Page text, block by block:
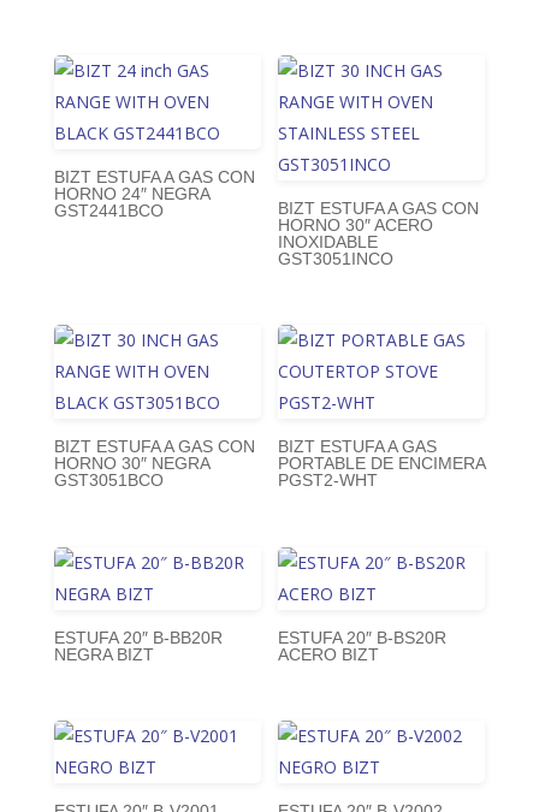
BIZT ESTUFA A GAS CON
HORNO 24″ NEGRA
GST2441BCO
BIZT ESTUFA A GAS CON
HORNO 30″ ACERO
INOXIDABLE
GST3051INCO
BIZT ESTUFA A GAS CON
HORNO 30″ NEGRA
GST3051BCO
BIZT ESTUFA A GAS
PORTABLE DE ENCIMERA
PGST2-WHT
ESTUFA 20″ B-BB20R
NEGRA BIZT
ESTUFA 20″ B-BS20R
ACERO BIZT